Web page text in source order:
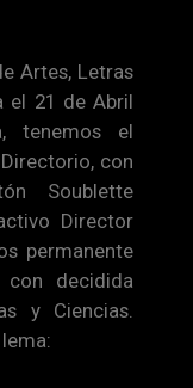
Artes, Letras
el 21 de Abril
tenemos el
con
Soublette
Director
permanente
decidida
y Ciencias.